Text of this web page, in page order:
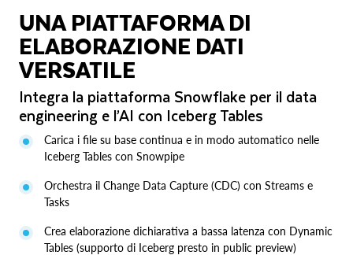
UNA PIATTAFORMA DI
ELABORAZIONE DATI
VERSATILE
Integra la piattaforma Snowflake per il data
engineering e l’AI con Iceberg Tables
Carica i file su base continua e in modo automatico nelle
Iceberg Tables con Snowpipe
Orchestra il Change Data Capture (CDC) con Streams e
Tasks
Crea elaborazione dichiarativa a bassa latenza con Dynamic
Tables (supporto di Iceberg presto in public preview)